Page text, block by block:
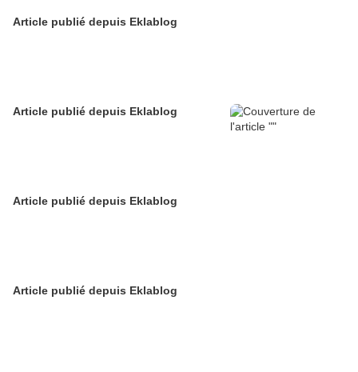
Article publié depuis Eklablog
Article publié depuis Eklablog
Article publié depuis Eklablog
Article publié depuis Eklablog